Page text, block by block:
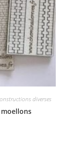
diverses